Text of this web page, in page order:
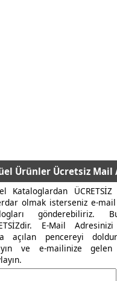
Ürünler Ücretsiz Mail
Kataloglardan ÜCRETSİZ
olmak isterseniz e-
gönderebiliriz.
E-Mail
açılan pencereyi
ve e-mailinize gelen